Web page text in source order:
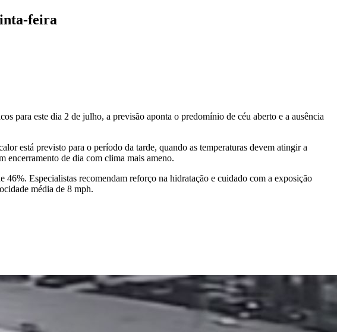
feira
para este dia 2 de julho, a previsão aponta o predomínio de céu aberto e a ausência
está previsto para o período da tarde, quando as temperaturas devem atingir a
encerramento de dia com clima mais ameno.
Especialistas recomendam reforço na hidratação e cuidado com a exposição
média de 8 mph.